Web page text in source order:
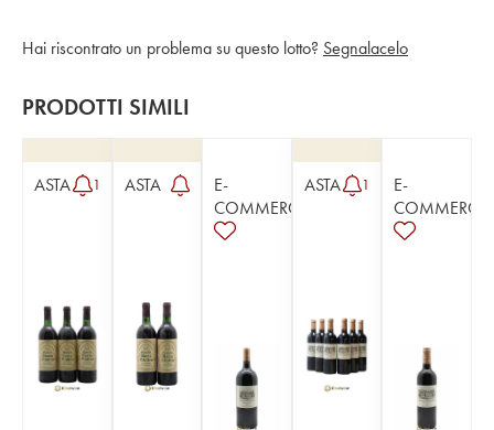
Hai riscontrato un problema su questo lotto? Segnalacelo
PRODOTTI SIMILI
ASTA 1 ASTA
E-
COMMERCE
ASTA 1
E-
COMMERCE